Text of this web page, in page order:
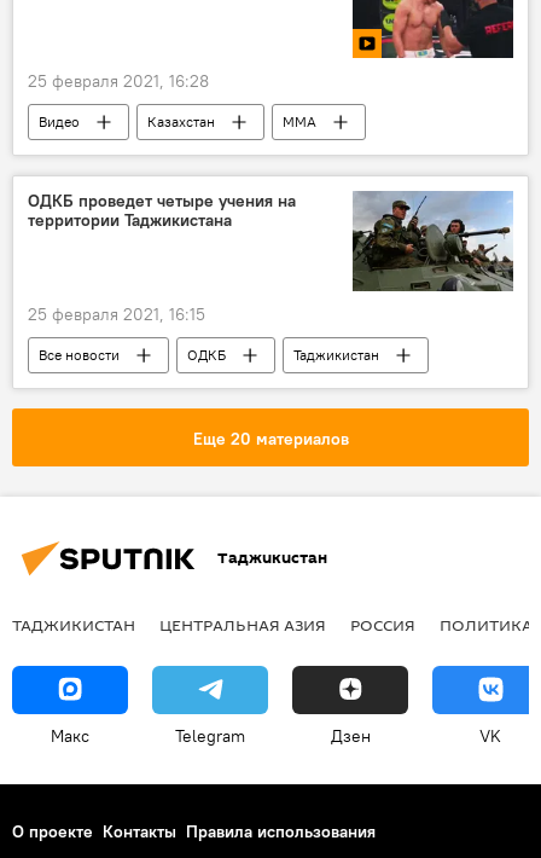
25 февраля 2021, 16:28
Видео Казахстан
ММА
Таджикистан: свежие новости спорта
Таджикистан
Спорт
ОДКБ проведет четыре учения на
территории Таджикистана
25 февраля 2021, 16:15
Все новости ОДКБ
Таджикистан
военные учения
Еще 20 материалов
Таджикистан
ТАДЖИКИСТАН ЦЕНТРАЛЬНАЯ АЗИЯ РОССИЯ ПОЛИТИКА
Макс Telegram Дзен VK
О проекте Контакты Правила использования